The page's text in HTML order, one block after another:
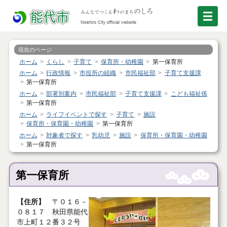
現在のページ
ホーム くらし 子育て 保育所・幼稚園
第一保育所
ホーム
行政情報 市役所の組織 市民福祉部
子育て支援課
第一保育所
ホーム
部署別案内 市民福祉部 子育て支援課
こども福祉係
第一保育所
ホーム
ライフイベントで探す 子育て
施設
保育所・保育園・幼稚園
第一保育所
ホーム
対象者で探す 乳幼児 施設
保育所・保育園・幼稚園
第一保育所
第一保育所
【住所】
〒０１６－
０８１７ 秋田県能代
市上町１２番３２号